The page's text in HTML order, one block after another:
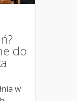
do
w